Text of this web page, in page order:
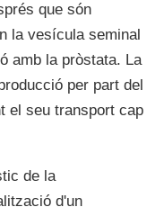
que són
la vesícula seminal
amb la pròstata. La
per part del
el seu transport cap
de la
d'un